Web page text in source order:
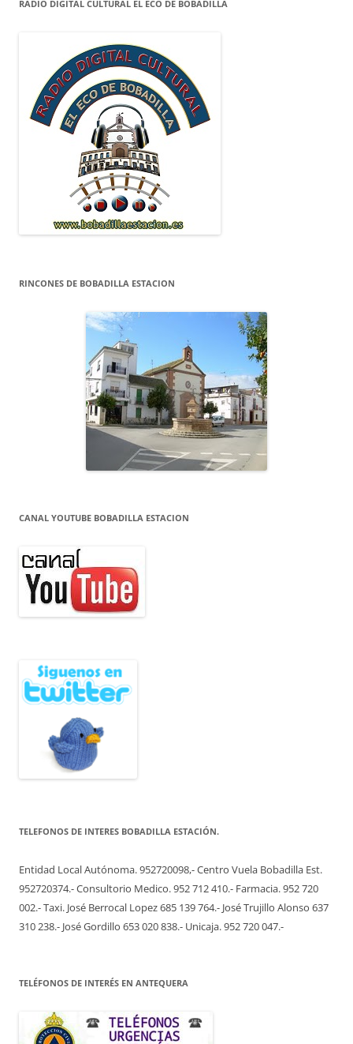
RADIO DIGITAL CULTURAL EL ECO DE BOBADILLA
RINCONES DE BOBADILLA ESTACION
CANAL YOUTUBE BOBADILLA ESTACION
TELEFONOS DE INTERES BOBADILLA ESTACIÓN.
Entidad Local Autónoma. 952720098,- Centro Vuela Bobadilla Est.
952720374.- Consultorio Medico. 952 712 410.- Farmacia. 952 720
002.- Taxi. José Berrocal Lopez 685 139 764.- José Trujillo Alonso 637
310 238.- José Gordillo 653 020 838.- Unicaja. 952 720 047.-
TELÉFONOS DE INTERÉS EN ANTEQUERA